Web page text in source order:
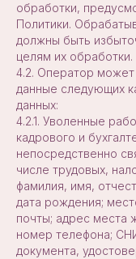
обработки,
Политики.
должны быть
целям их обработки.
4.2. Оператор
данные следующих
данных:
4.2.1. Уволенные
кадрового и
непосредственно
числе трудовых,
фамилия, имя,
дата рождения;
почты; адрес места
номер телефона;
документа,